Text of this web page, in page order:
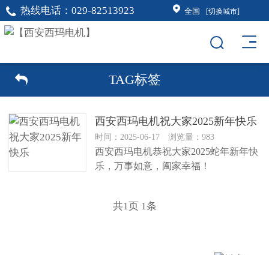
热线电话： 029-82513923 全国 [切换城市]
TAG标签
西安西玛电机祝大家2025新年快乐
时间：2025-06-17 浏览量：983
西安西玛电机恭祝大家2025蛇年新年快
乐，万事如意，阖家幸福！
共1页 1条